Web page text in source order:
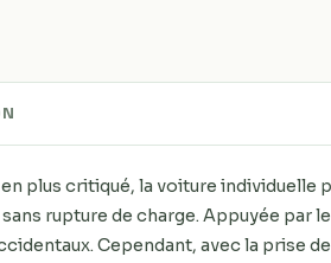
plus critiqué, la voiture
sans rupture de charge. Appuyée
Cependant, avec la prise